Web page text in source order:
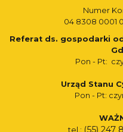
Numer
04 8308 0001
Referat ds. gospodarki
Pon - Pt:
Urząd Stanu
Pon - Pt:
tel.: (55) 247